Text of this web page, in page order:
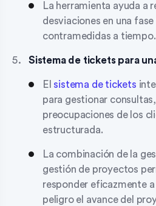
La herramienta ayuda a
desviaciones en una
contramedidas a tiempo.
Sistema de tickets para
El sistema de tickets
para gestionar
preocupaciones de los
estructurada.
La combinación de la
gestión de proyectos
responder eficazmente
peligro el avance del